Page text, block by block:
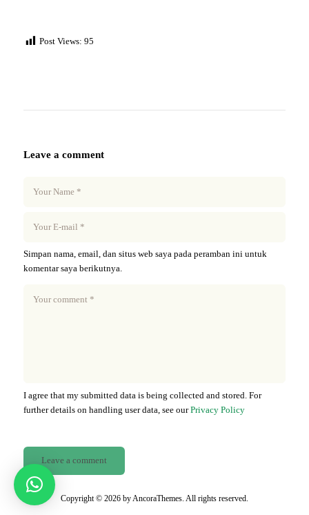
Post Views: 95
Leave a comment
Simpan nama, email, dan situs web saya pada peramban ini untuk
komentar saya berikutnya.
I agree that my submitted data is being collected and stored. For
further details on handling user data, see ourPrivacy Policy
Copyright © 2026 by AncoraThemes. All rights reserved.